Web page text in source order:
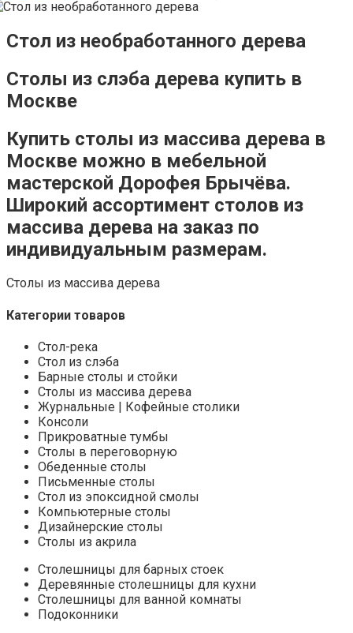
Стол из необработанного дерева
Столы из слэба дерева купить в
Москве
Купить столы из массива дерева в
Москве можно в мебельной
мастерской Дорофея Брычёва.
Широкий ассортимент столов из
массива дерева на заказ по
индивидуальным размерам.
Столы из массива дерева
Категории товаров
Стол-река
Стол из слэба
Барные столы и стойки
Столы из массива дерева
Журнальные | Кофейные столики
Консоли
Прикроватные тумбы
Столы в переговорную
Обеденные столы
Письменные столы
Стол из эпоксидной смолы
Компьютерные столы
Дизайнерские столы
Столы из акрила
Столешницы для барных стоек
Деревянные столешницы для кухни
Столешницы для ванной комнаты
Подоконники